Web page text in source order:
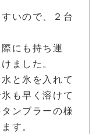
いので、２台
にも持ち運
ました。
と氷を入れて
も早く溶けて
ンブラーの様
す。